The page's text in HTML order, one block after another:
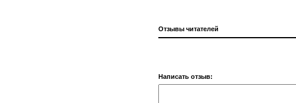
Отзывы читателей
Написать отзыв: